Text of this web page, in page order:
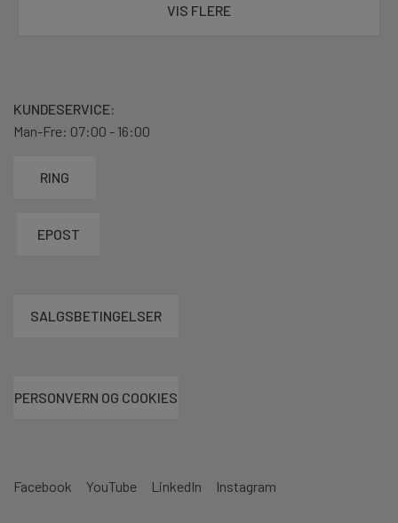
VIS FLERE
Facebook YouTube LinkedIn Instagram
KUNDESERVICE:
Man-Fre: 07:00 - 16:00
RING
EPOST
SALGSBETINGELSER
PERSONVERN OG COOKIES